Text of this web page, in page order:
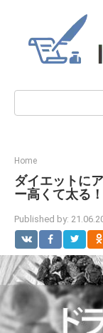
content
Search:
Home
ダイエットに
ー高くて太る
Published by: